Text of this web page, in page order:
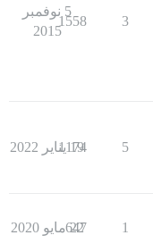
3
1558
5 نوفمبر
2015
5
1174
19 يناير 2022
1
647
22 مايو 2020